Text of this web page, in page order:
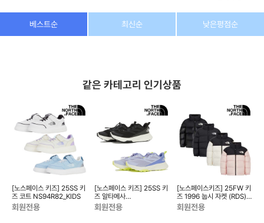
상호/대표자 (주) 동이커머스
dongeecom@naver.com
소재지 경기도 고양시 덕양구 꽃마을로64, 1235호
베스트순 최신순 낮은평점순
같은 카테고리 인기상품
[노스페이스 키즈] 25SS 키
즈 코트 NS94R82_KIDS
회원전용
[노스페이스 키즈] 25SS 키
즈 알타메사
NS97R84_KIDS
회원전용
[노스페이스키즈] 25FW 키
즈 1996 눕시 자켓 (RDS)
NJ1DR67_KIDS
회원전용